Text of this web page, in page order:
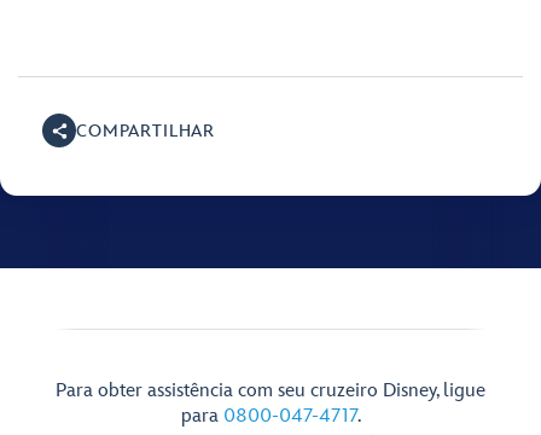
COMPARTILHAR
Para obter assistência com seu cruzeiro Disney, ligue
para 0800-047-4717.